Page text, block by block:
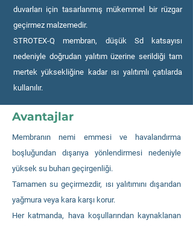
duvarları için tasarlanmış mükemmel bir rüzgar
geçirmez malzemedir.
STROTEX-Q membran, düşük Sd katsayısı
nedeniyle doğrudan yalıtım üzerine serildiği tam
mertek yüksekliğine kadar ısı yalıtımlı çatılarda
kullanılır.
Avantajlar
Membranın nemi emmesi ve havalandırma
boşluğundan dışarıya yönlendirmesi nedeniyle
yüksek su buharı geçirgenliği.
Tamamen su geçirmezdir, ısı yalıtımını dışarıdan
yağmura veya kara karşı korur.
Her katmanda, hava koşullarından kaynaklanan